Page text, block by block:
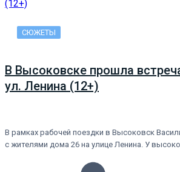
СЮЖЕТЫ
В Высоковске прошла
ул. Ленина (12+)
В рамках рабочей поездки в Высоковск
с жителями дома 26 на улице Ленина. У